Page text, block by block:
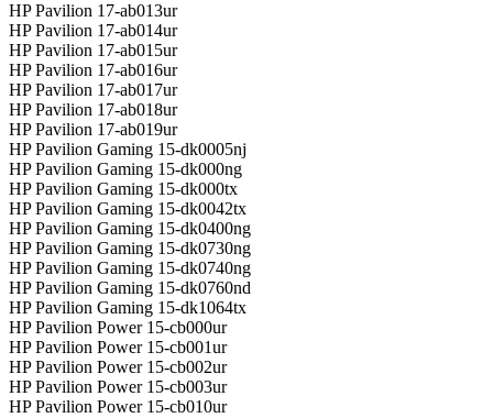
HP Pavilion 17-ab013ur
HP Pavilion 17-ab014ur
HP Pavilion 17-ab015ur
HP Pavilion 17-ab016ur
HP Pavilion 17-ab017ur
HP Pavilion 17-ab018ur
HP Pavilion 17-ab019ur
HP Pavilion Gaming 15-dk0005nj
HP Pavilion Gaming 15-dk000ng
HP Pavilion Gaming 15-dk000tx
HP Pavilion Gaming 15-dk0042tx
HP Pavilion Gaming 15-dk0400ng
HP Pavilion Gaming 15-dk0730ng
HP Pavilion Gaming 15-dk0740ng
HP Pavilion Gaming 15-dk0760nd
HP Pavilion Gaming 15-dk1064tx
HP Pavilion Power 15-cb000ur
HP Pavilion Power 15-cb001ur
HP Pavilion Power 15-cb002ur
HP Pavilion Power 15-cb003ur
HP Pavilion Power 15-cb010ur